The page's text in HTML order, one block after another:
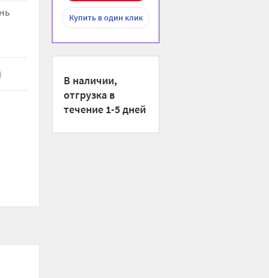
Купитьв один клик
В наличии,
отгрузка в
течение 1-5 дней